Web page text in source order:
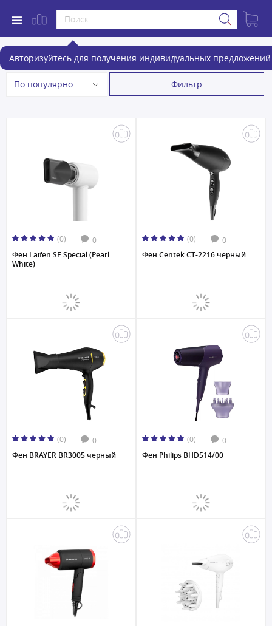
Авторизуйтесь для получения индивидуальных предложений
Фены и фен-щетки
По популярности Фильтр
(0) 0
Фен Laifen SE Special (Pearl
White)
(0) 0
Фен Centek CT-2216 черный
(0) 0
Фен BRAYER BR3005 черный
(0) 0
Фен Philips BHD514/00